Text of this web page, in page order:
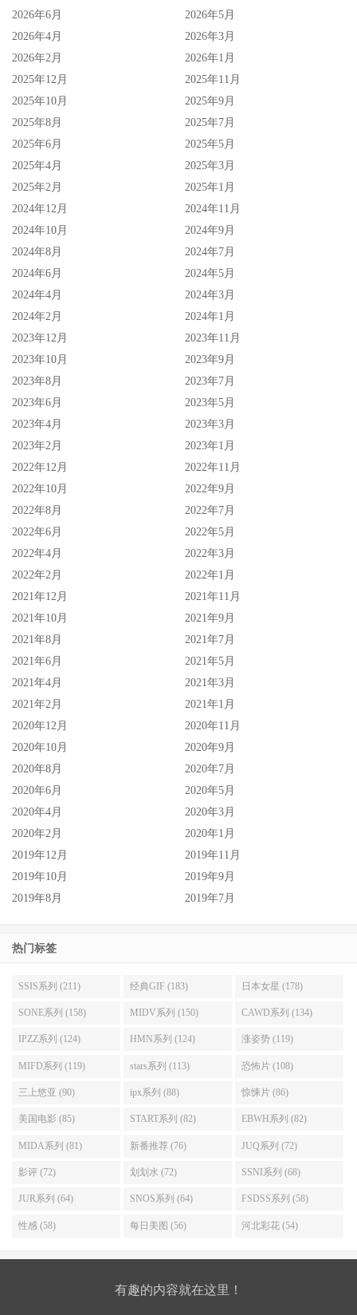
2026年6月
2026年5月
2026年4月
2026年3月
2026年2月
2026年1月
2025年12月
2025年11月
2025年10月
2025年9月
2025年8月
2025年7月
2025年6月
2025年5月
2025年4月
2025年3月
2025年2月
2025年1月
2024年12月
2024年11月
2024年10月
2024年9月
2024年8月
2024年7月
2024年6月
2024年5月
2024年4月
2024年3月
2024年2月
2024年1月
2023年12月
2023年11月
2023年10月
2023年9月
2023年8月
2023年7月
2023年6月
2023年5月
2023年4月
2023年3月
2023年2月
2023年1月
2022年12月
2022年11月
2022年10月
2022年9月
2022年8月
2022年7月
2022年6月
2022年5月
2022年4月
2022年3月
2022年2月
2022年1月
2021年12月
2021年11月
2021年10月
2021年9月
2021年8月
2021年7月
2021年6月
2021年5月
2021年4月
2021年3月
2021年2月
2021年1月
2020年12月
2020年11月
2020年10月
2020年9月
2020年8月
2020年7月
2020年6月
2020年5月
2020年4月
2020年3月
2020年2月
2020年1月
2019年12月
2019年11月
2019年10月
2019年9月
2019年8月
2019年7月
热门标签
SSIS系列 (211) 经典GIF (183) 日本女星 (178)
SONE系列 (158) MIDV系列 (150) CAWD系列 (134)
IPZZ系列 (124) HMN系列 (124) 涨姿势 (119)
MIFD系列 (119) stars系列 (113) 恐怖片 (108)
三上悠亚 (90) ipx系列 (88) 惊悚片 (86)
美国电影 (85) START系列 (82) EBWH系列 (82)
MIDA系列 (81) 新番推荐 (76) JUQ系列 (72)
影评 (72) 划划水 (72) SSNI系列 (68)
JUR系列 (64) SNOS系列 (64) FSDSS系列 (58)
性感 (58) 每日美图 (56) 河北彩花 (54)
有趣的内容就在这里！